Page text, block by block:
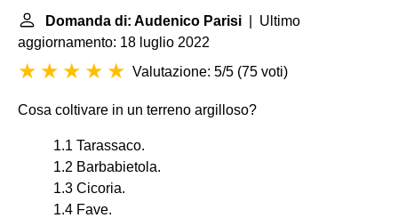
Domanda di: Audenico Parisi | Ultimo
aggiornamento: 18 luglio 2022
Valutazione: 5/5 (75 voti)
Cosa coltivare in un terreno argilloso?
1.1 Tarassaco.
1.2 Barbabietola.
1.3 Cicoria.
1.4 Fave.